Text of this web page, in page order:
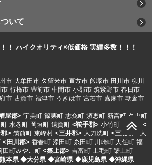
いて
！ ハイクオリティ×低価格 実績多数！！！
市 大牟田市 久留米市 直方市 飯塚市 田川市 柳川
市 行橋市 豊前市 中間市 小郡市 筑紫野市 春日市
市 古賀市 福津市 うきは市 宮若市 嘉麻市 朝倉市
屋郡> 宇美町 篠栗町 志免町 須恵町 新宮町 久山町
水巻町 岡垣町 遠賀町 <鞍手郡> 小竹町 鞍手町
<
> 筑前町 東峰村 <三井郡> 大刀洗町 <三潴郡>
大
<田川郡> 香春町 添田町 糸田町 川崎町 大任町 福
田町みやこ町 <築上郡> 吉富町 上毛町 築上町
本県 ◆大分県 ◆宮崎県 ◆鹿児島県 ◆沖縄県